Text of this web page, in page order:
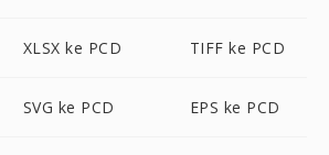
XLSX ke PCD TIFF ke PCD
SVG ke PCD EPS ke PCD